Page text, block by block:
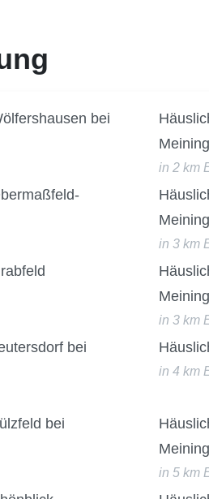
bei
in 2 km
in 3 km
in 3 km
bei
in 4 km
bei
in 5 km